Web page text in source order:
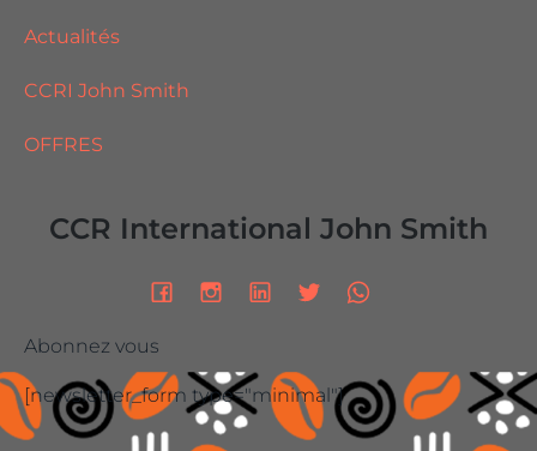
Actualités
CCRI John Smith
OFFRES
CCR International John Smith
Abonnez vous
[newsletter_form type="minimal"]